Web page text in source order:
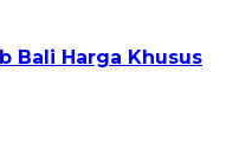
Bali Harga Khusus